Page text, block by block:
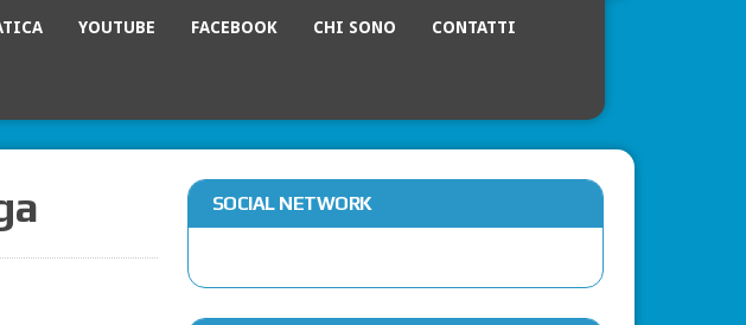
YOUTUBE FACEBOOK CHI SONO CONTATTI
SOCIAL NETWORK